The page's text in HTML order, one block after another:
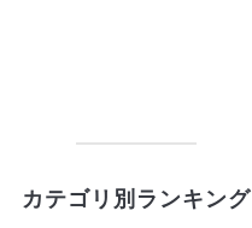
カテゴリ別ランキング